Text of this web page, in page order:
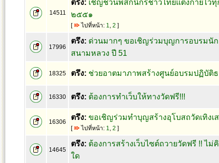
14511
ตรึง: เชิญชวนพสกนิกรชาวไทยแต่งกายไว้
๒๕๕๑
[ ไปที่หน้า: 1, 2 ]
17996
ตรึง: ด่วนมากๆ ขอเชิญร่วมบุญการอบรมนั
สนามหลวง ปี 51
18325 ตรึง: ช่วยอาตมาภาพสร้างศูนย์อบรมปฏิบัติ
16330 ตรึง: ต้องการทำเว็บให้ทางวัดฟรี!!!
16306
ตรึง: ขอเชิญร่วมทำบุญสร้างอุโบสถวัดเทิงเ
[ ไปที่หน้า: 1, 2 ]
14645
ตรึง: ต้องการสร้างเว็บไซต์ถวายวัดฟรี !! ไม่
ใด